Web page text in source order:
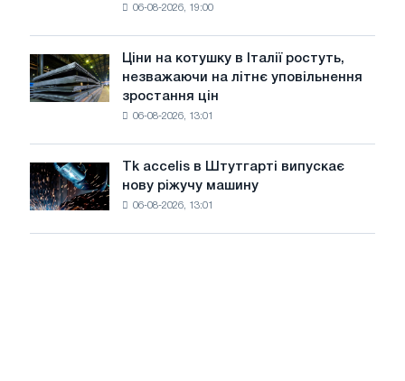
липні
з
максимуму
року
06-08-2026, 19:00
Ціни
на
котушку
незважаючи
на
літнє
уповільнення
Ціни на котушку в Італії ростуть,
незважаючи на літнє уповільнення
зростання цін
06-08-2026, 13:01
Tk
accelis
в
Tk accelis в Штутгарті випускає
нову ріжучу машину
06-08-2026, 13:01